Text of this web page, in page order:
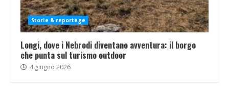
Storie & reportage
Longi, dove i Nebrodi diventano avventura: il borgo
che punta sul turismo outdoor
4 giugno 2026